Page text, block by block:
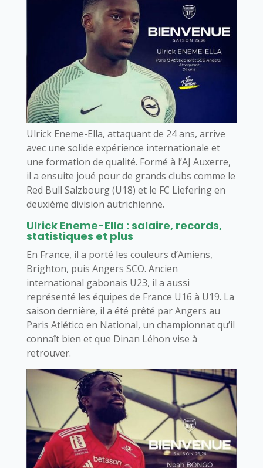
Ulrick Eneme-Ella, attaquant de 24 ans, arrive
avec une solide expérience internationale et
une formation de qualité. Formé à l’AJ Auxerre,
il a ensuite joué pour de grands clubs comme le
Red Bull Salzbourg (U18) et le FC Liefering en
deuxième division autrichienne.
Ulrick Eneme-Ella : salaire, records,
statistiques et plus
En France, il a porté les couleurs d’Amiens,
Brighton, puis Angers SCO. Ancien
international gabonais U23, il a aussi
représenté les équipes de France U16 à U19. La
saison dernière, il a été prêté par Angers au
Paris Atlético en National, un championnat qu’il
connaît bien et que Dinan Léhon vise à
retrouver.